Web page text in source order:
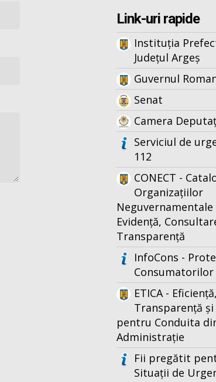
Link-uri rapide
Instituția
Județul Argeș
Guvernul
Senat
Camera
Serviciul de
112
CONECT -
Organizațiilor
Evidență,
Transparență
InfoCons -
Consumatorilor
ETICA - Eficiență,
Transparență
pentru Conduita
Administrație
Fii pregătit
Situații de